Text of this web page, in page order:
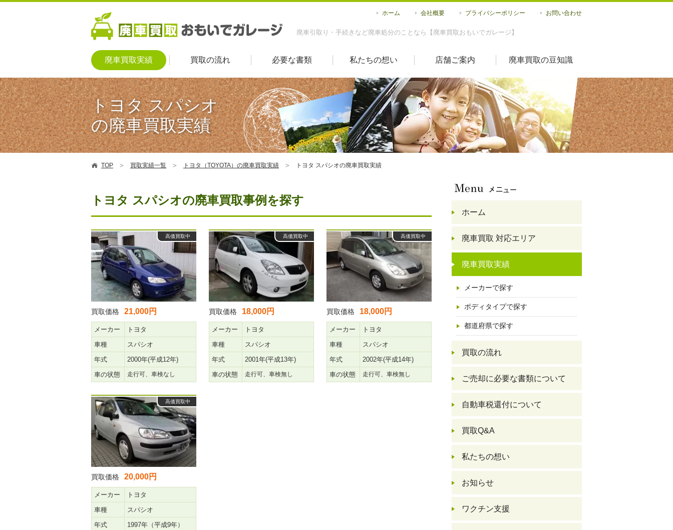
廃車引取り・手続きなど廃車処分のことなら【廃車買取おもいでガレージ】
ホーム 会社概要 プライバシーポリシー お問い合わせ
廃車買取実績 買取の流れ 必要な書類 私たちの想い 店舗ご案内 廃車買取の豆知識
トヨタ スパシオ
の廃車買取実績
TOP 買取実績一覧 トヨタ（TOYOTA）の廃車買取実績 トヨタ スパシオの廃車買取実績
トヨタ スパシオの廃車買取事例を探す
高価買取中
買取価格 21,000円
メーカー
トヨタ
車種
スパシオ
年式
2000年(平成12年)
車の状態
走行可、車検なし
高価買取中
買取価格 18,000円
メーカー
トヨタ
車種
スパシオ
年式
2001年(平成13年)
車の状態
走行可、車検無し
高価買取中
買取価格 18,000円
メーカー
トヨタ
車種
スパシオ
年式
2002年(平成14年)
車の状態
走行可、車検無し
高価買取中
買取価格 20,000円
メーカー
トヨタ
車種
スパシオ
年式
1997年（平成9年）
ホーム
廃車買取 対応エリア
廃車買取実績
メーカーで探す
ボディタイプで探す
都道府県で探す
買取の流れ
ご売却に必要な書類について
自動車税還付について
買取Q&A
私たちの想い
お知らせ
ワクチン支援